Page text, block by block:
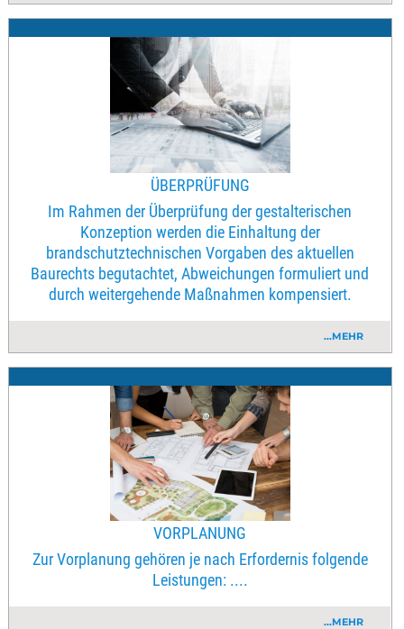
ÜBERPRÜFUNG
Im Rahmen der Überprüfung der gestalterischen
Konzeption werden die Einhaltung der
brandschutztechnischen Vorgaben des aktuellen
Baurechts begutachtet, Abweichungen formuliert und
durch weitergehende Maßnahmen kompensiert.
...MEHR
VORPLANUNG
Zur Vorplanung gehören je nach Erfordernis folgende
Leistungen: ....
...MEHR